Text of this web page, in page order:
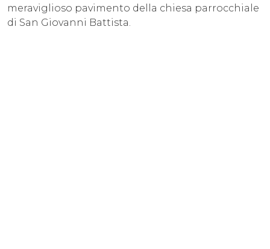
meraviglioso pavimento della chiesa parrocchiale
di San Giovanni Battista.